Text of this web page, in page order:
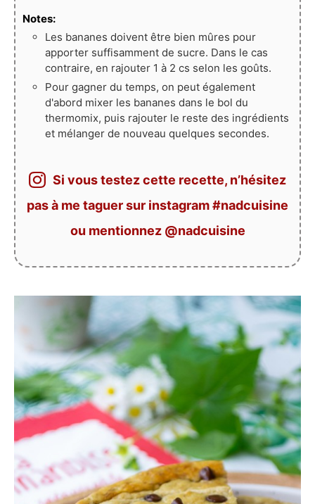
Notes:
Les bananes doivent être bien mûres pour
apporter suffisamment de sucre. Dans le cas
contraire, en rajouter 1 à 2 cs selon les goûts.
Pour gagner du temps, on peut également
d'abord mixer les bananes dans le bol du
thermomix, puis rajouter le reste des ingrédients
et mélanger de nouveau quelques secondes.
Si vous testez cette recette, n’hésitez
pas à me taguer sur instagram #nadcuisine
ou mentionnez @nadcuisine